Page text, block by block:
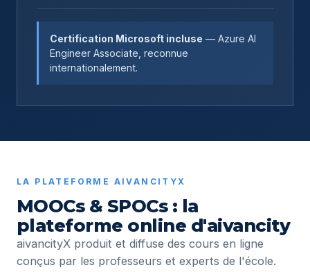
Certification Microsoft incluse — Azure AI
Engineer Associate, reconnue
internationalement.
LA PLATEFORME AIVANCITYX
MOOCs & SPOCs : la
plateforme online d'aivancity
aivancityX produit et diffuse des cours en ligne
conçus par les professeurs et experts de l'école.